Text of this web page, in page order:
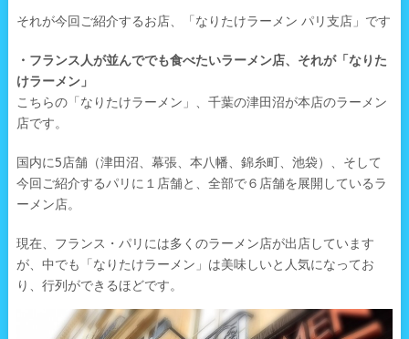
それが今回ご紹介するお店、「なりたけラーメン パリ支店」です
・フランス人が並んででも食べたいラーメン店、それが「なりた
けラーメン」
こちらの「なりたけラーメン」、千葉の津田沼が本店のラーメン
店です。
国内に5店舗（津田沼、幕張、本八幡、錦糸町、池袋）、そして
今回ご紹介するパリに１店舗と、全部で６店舗を展開しているラ
ーメン店。
現在、フランス・パリには多くのラーメン店が出店しています
が、中でも「なりたけラーメン」は美味しいと人気になってお
り、行列ができるほどです。